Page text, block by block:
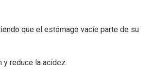
que el estómago vacíe parte de su
reduce la acidez.